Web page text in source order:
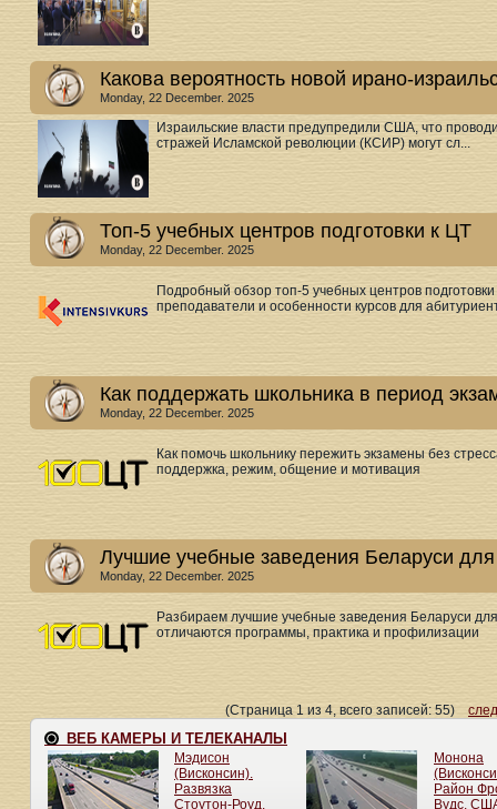
Какова вероятность новой ирано-
Monday, 22 December. 2025
Израильские власти предупредили США, что
стражей Исламской революции (КСИР) могут сл...
Топ-5 учебных центров подготовки к ЦТ
Monday, 22 December. 2025
Подробный обзор топ-5 учебных центров
преподаватели и особенности курсов для
Как поддержать школьника в период
Monday, 22 December. 2025
Как помочь школьнику пережить экзамены без
поддержка, режим, общение и мотивация
Лучшие учебные заведения Беларуси для
Monday, 22 December. 2025
Разбираем лучшие учебные заведения Беларуси
отличаются программы, практика и профилизации
(Страница 1 из 4, всего записей: 55)